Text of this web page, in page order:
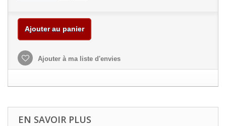
Ajouter au panier
Ajouter à ma liste d'envies
EN SAVOIR PLUS